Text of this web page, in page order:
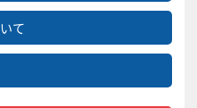
て